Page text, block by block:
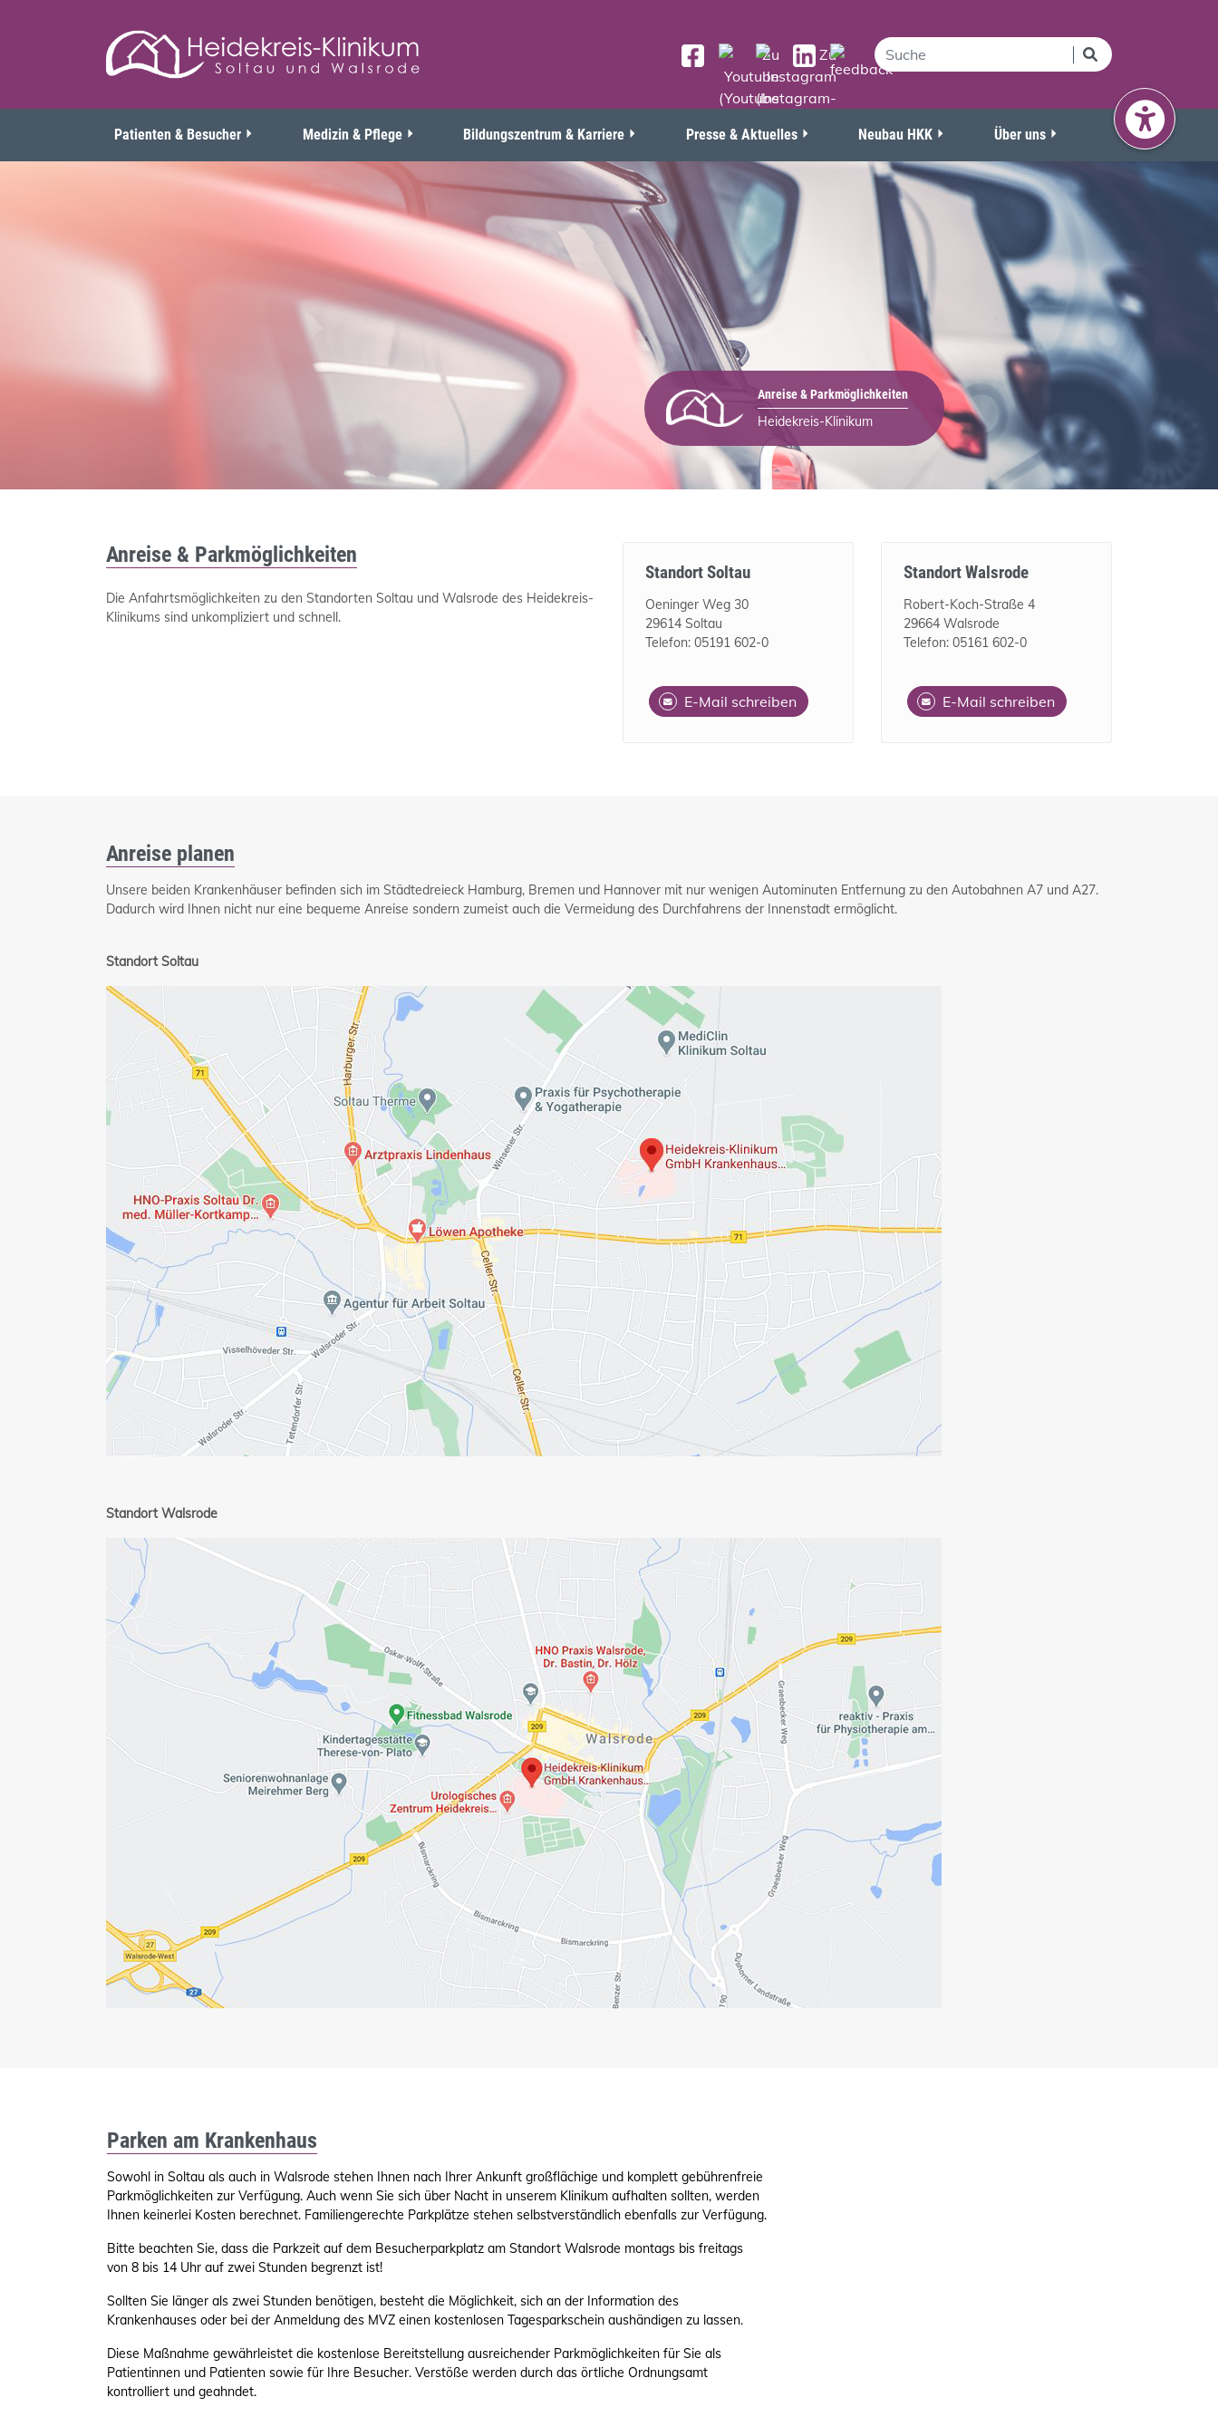
Patienten & Besucher Medizin & Pflege Bildungszentrum & Karriere Presse & Aktuelles Neubau HKK Über uns
Anreise & Parkmöglichkeiten
Heidekreis-Klinikum
Anreise & Parkmöglichkeiten
Die Anfahrtsmöglichkeiten zu den Standorten Soltau und Walsrode des Heidekreis-
Klinikums sind unkompliziert und schnell.
Standort Soltau
Oeninger Weg 30
29614 Soltau
Telefon: 05191 602-0
E-Mail schreiben
Standort Walsrode
Robert-Koch-Straße 4
29664 Walsrode
Telefon: 05161 602-0
E-Mail schreiben
Anreise planen
Unsere beiden Krankenhäuser befinden sich im Städtedreieck Hamburg, Bremen und Hannover mit nur wenigen Autominuten Entfernung zu den Autobahnen A7 und A27.
Dadurch wird Ihnen nicht nur eine bequeme Anreise sondern zumeist auch die Vermeidung des Durchfahrens der Innenstadt ermöglicht.
Standort Soltau
Standort Walsrode
Parken am Krankenhaus
Sowohl in Soltau als auch in Walsrode stehen Ihnen nach Ihrer Ankunft großflächige und komplett gebührenfreie
Parkmöglichkeiten zur Verfügung. Auch wenn Sie sich über Nacht in unserem Klinikum aufhalten sollten, werden
Ihnen keinerlei Kosten berechnet. Familiengerechte Parkplätze stehen selbstverständlich ebenfalls zur Verfügung.
Bitte beachten Sie, dass die Parkzeit auf dem Besucherparkplatz am Standort Walsrode montags bis freitags
von 8 bis 14 Uhr auf zwei Stunden begrenzt ist!
Sollten Sie länger als zwei Stunden benötigen, besteht die Möglichkeit, sich an der Information des
Krankenhauses oder bei der Anmeldung des MVZ einen kostenlosen Tagesparkschein aushändigen zu lassen.
Diese Maßnahme gewährleistet die kostenlose Bereitstellung ausreichender Parkmöglichkeiten für Sie als
Patientinnen und Patienten sowie für Ihre Besucher. Verstöße werden durch das örtliche Ordnungsamt
kontrolliert und geahndet.